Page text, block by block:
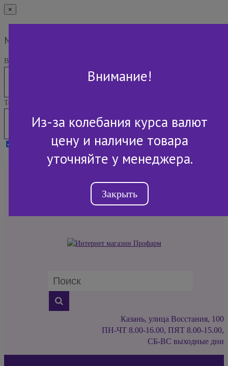
×
Мы Вам перезвоним
Ваше имя:
Телефон:
Я принимаю условия Политики конфиденциальности
+7 (843) 2-507-607
Казань, улица Восстания, 100
ПН-ЧТ 8.00-16.00, ПЯТ 8.00-15.00,
СБ-ВС выходные дни
Внимание!
Из-за колебания курса валют
цену и наличие товара
уточняйте у менеджера.
Закрыть